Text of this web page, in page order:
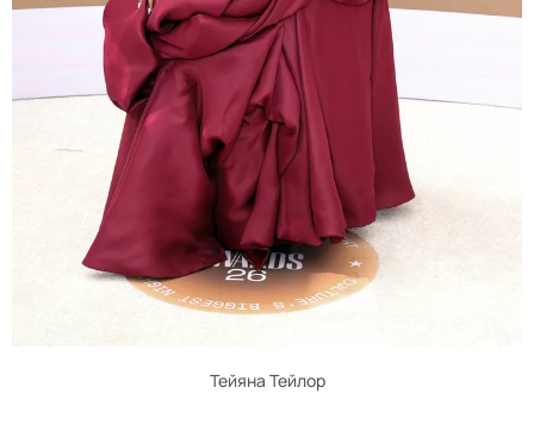
Тейяна Тейлор